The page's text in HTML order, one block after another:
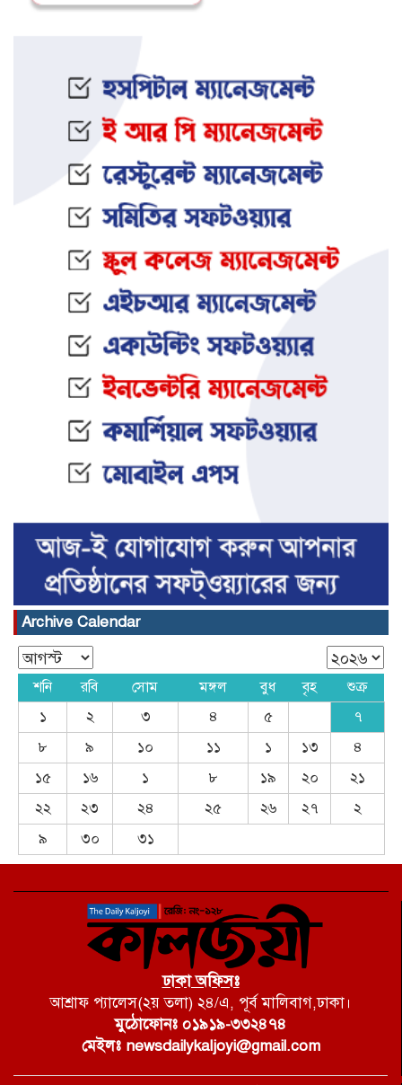
মাদক: ক্রিস্টাল মেথ ও এলএসডি
ইফতার অনুষ্ঠানকে কেন্দ্র করে বিএনপি–
জামায়াত সংঘর্ষ: আহত ৮
তিনজনের মৃত্যুদণ্ড
করে যুবকের আত্মহ ত্যা
Archive Calendar
শনি রবি সোম মঙ্গল বুধ বৃহ
শুক্র
১
২ ৩ ৪ ৫
৭
৮
৯ ১০ ১১ ১ ১৩
৪
১৫
১৬ ১ ৮ ১৯ ২০
২১
২২
২৩ ২৪ ২৫ ২৬ ২৭
২
৯
৩০ ৩১
ঢাকা অফিসঃ
আশ্রাফ প্যালেস(২য় তলা) ২৪/এ, পূর্ব মালিবাগ,ঢাকা।
মুঠোফোনঃ ০১৯১৯-৩৩২৪৭৪
মেইলঃ newsdailykaljoyi@gmail.com